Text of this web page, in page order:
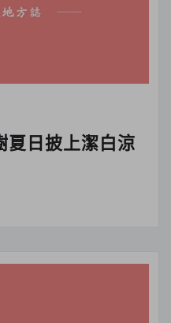
夏日披上潔白涼